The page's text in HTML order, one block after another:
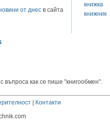
от днес в сайта
книжка
книжник
въпроса как се пише "книгообмен".
|
Контакти